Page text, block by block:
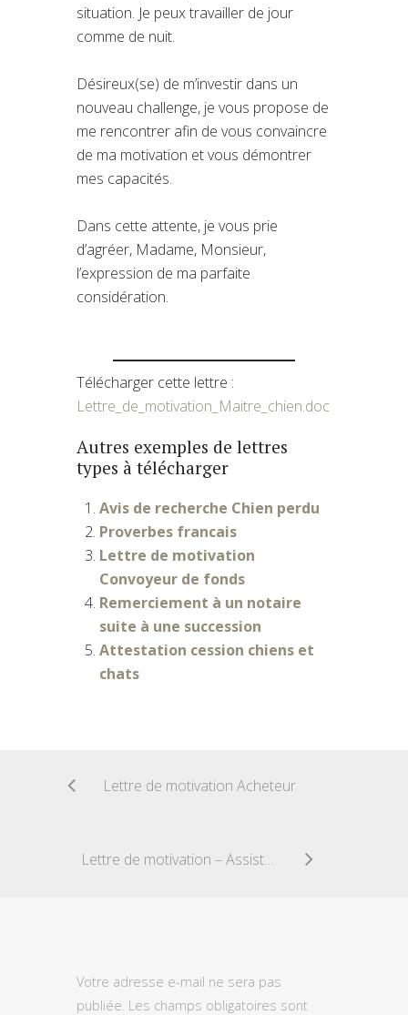
situation. Je peux travailler de jour
comme de nuit.
Désireux(se) de m’investir dans un
nouveau challenge, je vous propose de
me rencontrer afin de vous convaincre
de ma motivation et vous démontrer
mes capacités.
Dans cette attente, je vous prie
d’agréer, Madame, Monsieur,
l’expression de ma parfaite
considération.
Télécharger cette lettre :
Lettre_de_motivation_Maitre_chien.doc
Autres exemples de lettres
types à télécharger
Avis de recherche Chien perdu
Proverbes francais
Lettre de motivation
Convoyeur de fonds
Remerciement à un notaire
suite à une succession
Attestation cession chiens et
chats
Lettre de motivation Acheteur
Lettre de motivation – Assistant Administratif
Votre adresse e-mail ne sera pas
publiée. Les champs obligatoires sont